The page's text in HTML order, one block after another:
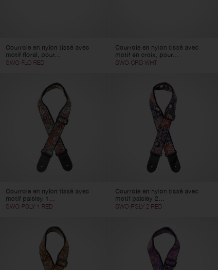
Courroie en nylon tissé avec
motif floral, pour...
SWO-FLO RED
Courroie en nylon tissé avec
motif en croix, pour...
SWO-CRO WHT
Courroie en nylon tissé avec
motif paisley 1...
SWO-PSLY 1 RED
Courroie en nylon tissé avec
motif paisley 2...
SWO-PSLY 2 RED